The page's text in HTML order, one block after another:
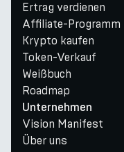
Ertrag verdienen
Affiliate-Programm
Krypto kaufen
Token-Verkauf
Weißbuch
Roadmap
Unternehmen
Vision Manifest
Über uns